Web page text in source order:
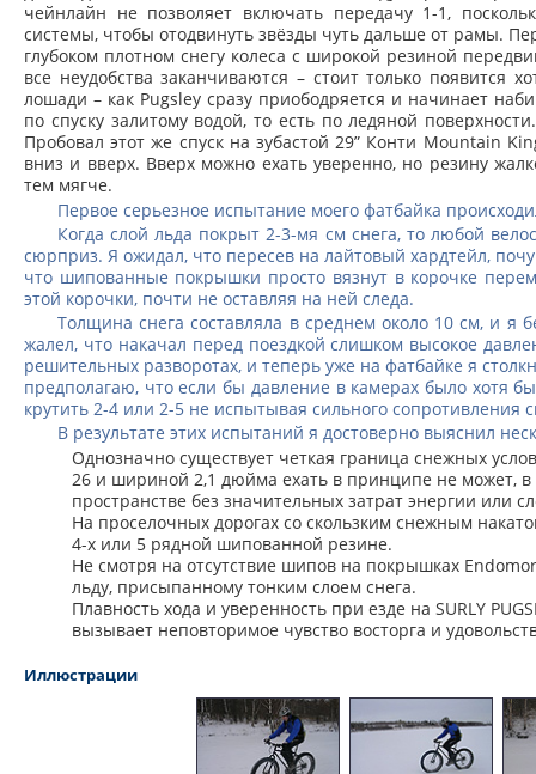
чейнлайн не позволяет включать передачу 1-1,
системы, чтобы отодвинуть звёзды чуть дальше от рамы.
глубоком плотном снегу колеса с широкой резиной
все неудобства заканчиваются – стоит только появится
лошади – как Pugsley сразу приободряется и начинает
по спуску залитому водой, то есть по ледяной
Пробовал этот же спуск на зубастой 29” Конти Mountain
вниз и вверх. Вверх можно ехать уверенно, но резину
тем мягче.
Первое серьезное испытание моего фатбайка
Когда слой льда покрыт 2-3-мя см снега, то любой
сюрприз. Я ожидал, что пересев на лайтовый хардтейл,
что шипованные покрышки просто вязнут в корочке
этой корочки, почти не оставляя на ней следа.
Толщина снега составляла в среднем около 10 см, и я
жалел, что накачал перед поездкой слишком высокое
решительных разворотах, и теперь уже на фатбайке я
предполагаю, что если бы давление в камерах было хотя
крутить 2-4 или 2-5 не испытывая сильного
В результате этих испытаний я достоверно выяснил
Однозначно существует четкая граница снежных
26 и шириной 2,1 дюйма ехать в принципе не может,
пространстве без значительных затрат энергии или
На проселочных дорогах со скользким снежным
4-х или 5 рядной шипованной резине.
Не смотря на отсутствие шипов на покрышках
льду, присыпанному тонким слоем снега.
Плавность хода и уверенность при езде на SURLY
вызывает неповторимое чувство восторга и
Иллюстрации